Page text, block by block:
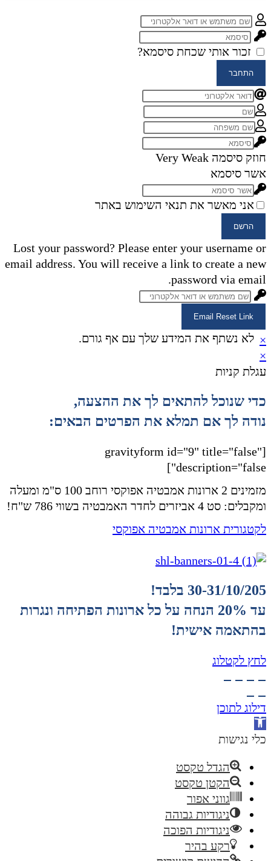
זכור אותי שכחת סיסמא?
התחבר
חוזק סיסמה Very Weak
אשר סיסמא
אני מאשר את תנאי השימוש באתר
הרשם
Lost your password? Please enter your username or
email address. You will receive a link to create a new
password via email.
Email Reset Link
לא נשתף את המידע שלך עם אף גורם. ×
×
עגלת קניות
כדי שנוכל להתאים לך את ההצעה,
נודה לך אם תמלא את הפרטים הבאים:
[gravityform id="9" title="false"
description="false"]
מזמינים 2 ארונות אמבטיה אפוקסי רוחב 100 ס"מ ומעלה
ומקבלים: סט 4 אביזרים לחדר האמבטיה בשווי 786 ש"ח!
לקטגורית ארונות אמבטיה אפוקסי
30-31/10/205 בלבד!
עד 20% הנחה על כל ארונות הפתיחה ונגרות
בהתאמה אישית!
לחץ לקטלוג
דילוג לתוכן
פתח
סרגל
כלי נגישות
הגדל טקסט
הקטן טקסט
גווני אפור
ניגודיות גבוהה
ניגודיות הפוכה
רקע בהיר